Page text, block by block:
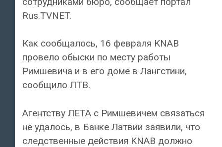
Rus.TVNET.
Как сообщалось, 16 февраля KNAB
провело обыски по месту работы
Римшевича и в его доме в Лангстини,
сообщило ЛТВ.
Агентству ЛЕТА с Римшевичем связаться
не удалось, в Банке Латвии заявили, что
следственные действия KNAB должно